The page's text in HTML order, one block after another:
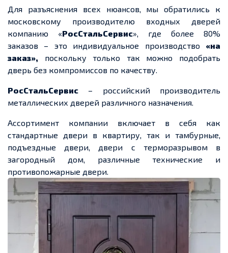
Для разъяснения всех нюансов, мы обратились к
московскому производителю входных дверей
компанию «РосСтальСервис», где более 80%
заказов – это индивидуальное производство «на
заказ», поскольку только так можно подобрать
дверь без компромиссов по качеству.
РосСтальСервис – российский производитель
металлических дверей различного назначения.
Ассортимент компании включает в себя как
стандартные двери в квартиру, так и тамбурные,
подъездные двери, двери с терморазрывом в
загородный дом, различные технические и
противопожарные двери.